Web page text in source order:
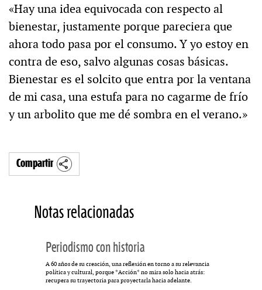
«Hay una idea equivocada con respecto al
bienestar, justamente porque pareciera que
ahora todo pasa por el consumo. Y yo estoy en
contra de eso, salvo algunas cosas básicas.
Bienestar es el solcito que entra por la ventana
de mi casa, una estufa para no cagarme de frío
y un arbolito que me dé sombra en el verano.»
Compartir
Notas relacionadas
Periodismo con historia
A 60 años de su creación, una reflexión en torno a su relevancia
política y cultural, porque *Acción* no mira solo hacia atrás:
recupera su trayectoria para proyectarla hacia adelante.